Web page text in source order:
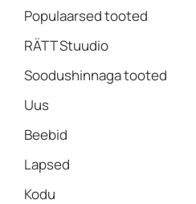
Populaarsed tooted
RÄTT Stuudio
Soodushinnaga tooted
Uus
Beebid
Lapsed
Kodu